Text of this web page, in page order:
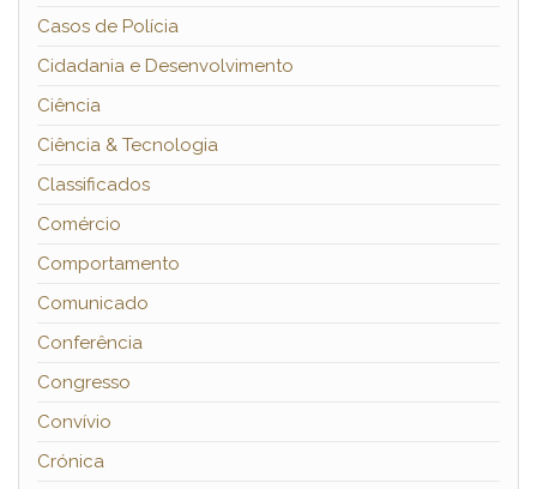
Casos de Polícia
Cidadania e Desenvolvimento
Ciência
Ciência & Tecnologia
Classificados
Comércio
Comportamento
Comunicado
Conferência
Congresso
Convívio
Crónica